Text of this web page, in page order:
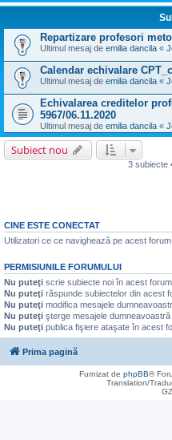
Repartizare profesori
Ultimul mesaj de emilia dancila «
Calendar echivalare
Ultimul mesaj de emilia dancila «
Echivalarea creditelor
5967/06.11.2020
Ultimul mesaj de emilia dancila «
Subiect nou
3 subiecte
CINE ESTE CONECTAT
Utilizatori ce ce navighează pe acest
PERMISIUNILE FORUMULUI
Nu puteţi scrie subiecte noi în acest forum
Nu puteţi răspunde subiectelor din acest
Nu puteţi modifica mesajele
Nu puteţi şterge mesajele
Nu puteţi publica fişiere ataşate în acest
Prima pagină
Furnizat de phpBB®
Translation/